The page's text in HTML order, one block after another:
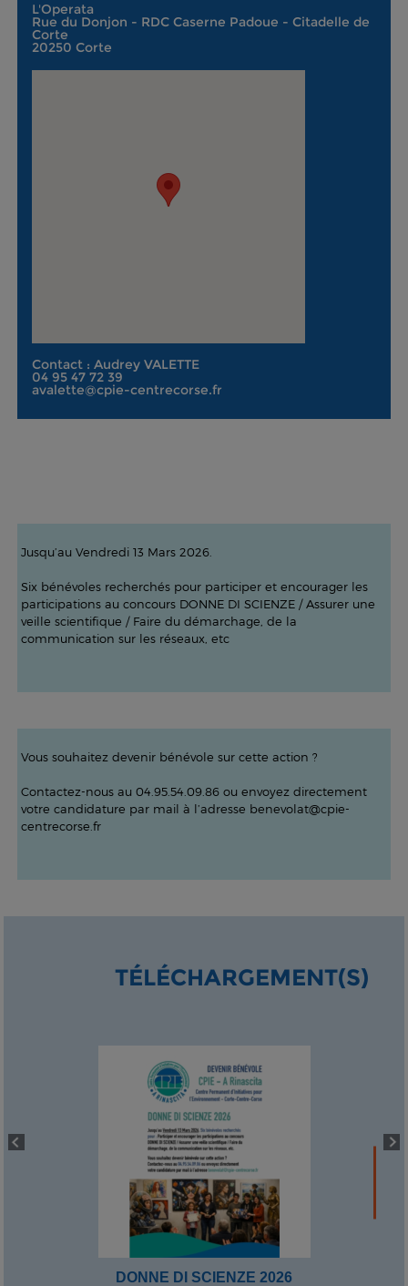
L'Operata
Rue du Donjon - RDC Caserne Padoue - Citadelle de
Corte
20250 Corte
Contact : Audrey VALETTE
04 95 47 72 39
avalette@cpie-centrecorse.fr
Jusqu’au Vendredi 13 Mars 2026.
Six bénévoles recherchés pour participer et encourager les
participations au concours DONNE DI SCIENZE / Assurer une
veille scientifique / Faire du démarchage, de la
communication sur les réseaux, etc
Vous souhaitez devenir bénévole sur cette action ?
Contactez-nous au 04.95.54.09.86 ou envoyez directement
votre candidature par mail à l’adresse benevolat@cpie-
centrecorse.fr
TÉLÉCHARGEMENT(S)
DONNE DI SCIENZE 2026